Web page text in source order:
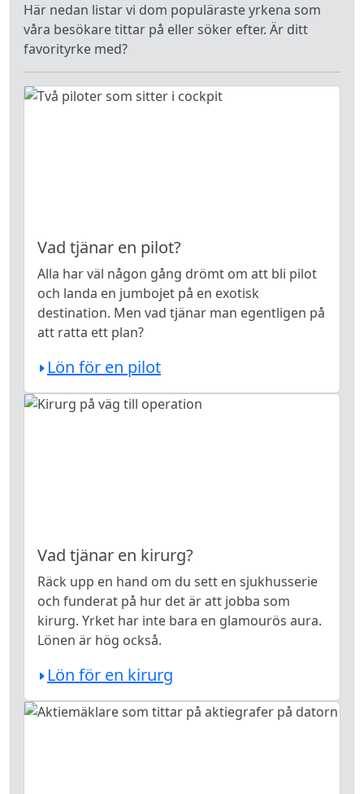
Här nedan listar vi dom populäraste yrkena som
våra besökare tittar på eller söker efter. Är ditt
favorityrke med?
Vad tjänar en pilot?
Alla har väl någon gång drömt om att bli pilot
och landa en jumbojet på en exotisk
destination. Men vad tjänar man egentligen på
att ratta ett plan?
Lön för en pilot
Vad tjänar en kirurg?
Räck upp en hand om du sett en sjukhusserie
och funderat på hur det är att jobba som
kirurg. Yrket har inte bara en glamourös aura.
Lönen är hög också.
Lön för en kirurg